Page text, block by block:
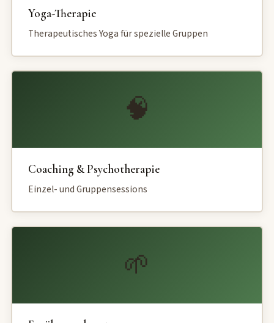
Yoga-Therapie
Therapeutisches Yoga für spezielle Gruppen
🧠
Coaching & Psychotherapie
Einzel- und Gruppensessions
🌱